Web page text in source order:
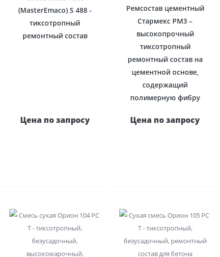
(MasterEmaco) S 488 -
тиксотропный
ремонтный состав
Цена по запросу
Ремсостав цементный
Стармекс РМ3 –
высокопрочный
тиксотропный
ремонтный состав на
цементной основе,
содержащий
полимерную фибру
Цена по запросу